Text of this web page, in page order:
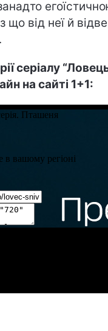
що від неї й
серіалу
на сайті 1+1: